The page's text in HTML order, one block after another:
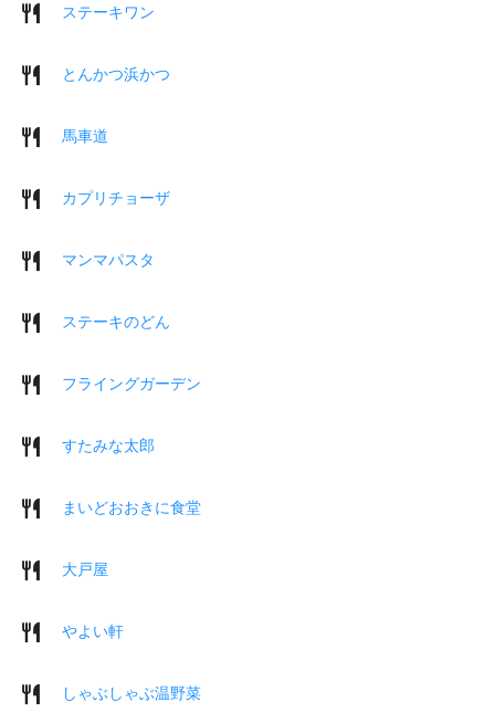
ステーキワン
とんかつ浜かつ
馬車道
カプリチョーザ
マンマパスタ
ステーキのどん
フライングガーデン
すたみな太郎
まいどおおきに食堂
大戸屋
やよい軒
しゃぶしゃぶ温野菜